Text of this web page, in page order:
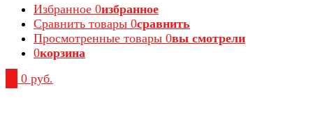
Избранное 0избранное
Сравнить товары 0сравнить
Просмотренные товары 0вы смотрели
0корзина
0 руб.